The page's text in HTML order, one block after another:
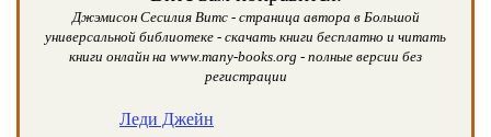
Джэмисон Сесилия Витс - страница автора в Большой
универсальной библиотеке - скачать книги бесплатно и читать
книги онлайн на www.many-books.org - полные версии без
регистрации
Леди Джейн